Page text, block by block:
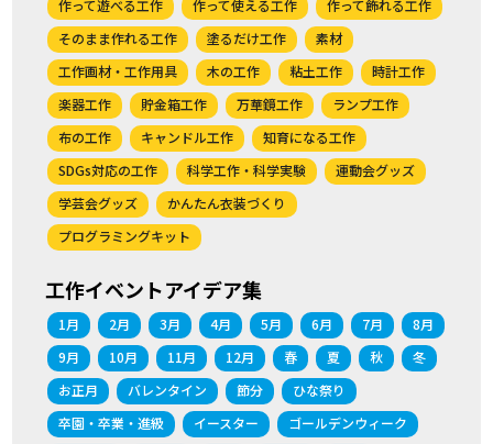
作って遊べる工作
作って使える工作
作って飾れる工作
そのまま作れる工作
塗るだけ工作
素材
工作画材・工作用具
木の工作 粘土工作
時計工作
楽器工作
貯金箱工作 万華鏡工作
ランプ工作
布の工作
キャンドル工作
知育になる工作
SDGs対応の工作
科学工作・科学実験
運動会グッズ
学芸会グッズ
かんたん衣装づくり
プログラミングキット
工作イベントアイデア集
1月 2月 3月 4月 5月 6月 7月
8月
9月
10月 11月 12月 春 夏 秋
冬
お正月
バレンタイン 節分
ひな祭り
卒園・卒業・進級
イースター
ゴールデンウィーク